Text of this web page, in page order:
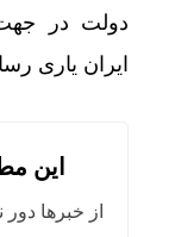
دولت در
ایران یاری
این
از خبرها دور